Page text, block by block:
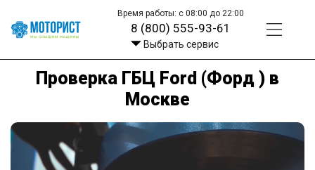
Время работы: с 08:00 до 22:00
8 (800) 555-93-61
Выбрать сервис
Проверка ГБЦ Ford (Форд ) в
Москве